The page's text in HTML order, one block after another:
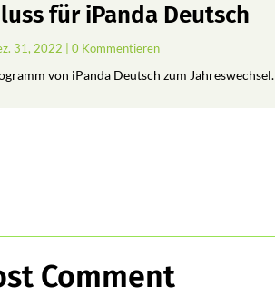
für iPanda Deutsch
31, 2022 | 0 Kommentieren
von iPanda Deutsch zum Jahreswechsel.
Comment